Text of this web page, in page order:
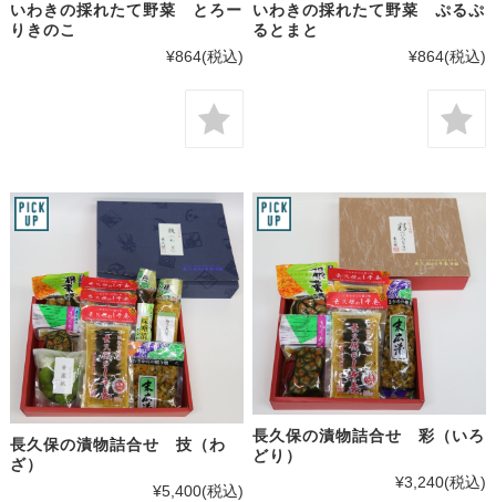
いわきの採れたて野菜 とろー
りきのこ
¥864(税込)
いわきの採れたて野菜 ぷるぷ
るとまと
¥864(税込)
長久保の漬物詰合せ 技（わ
ざ）
¥5,400(税込)
長久保の漬物詰合せ 彩（いろ
どり）
¥3,240(税込)